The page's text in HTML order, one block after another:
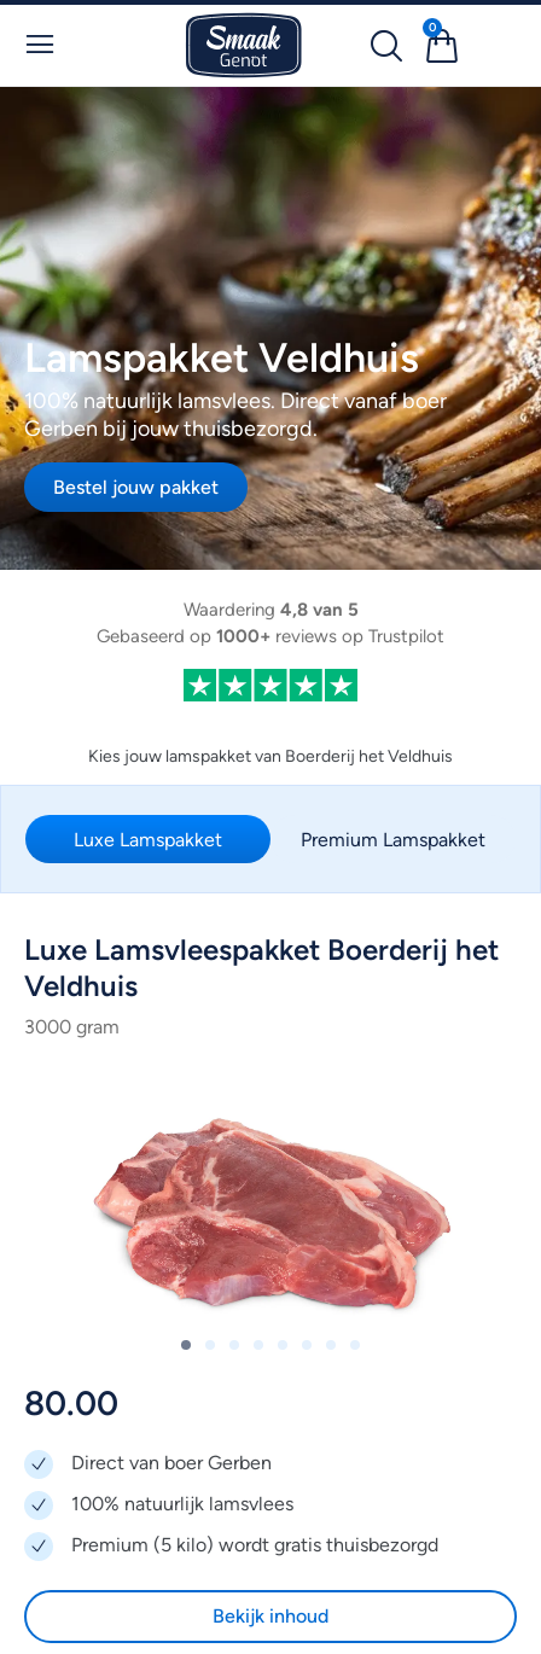
0
Lamspakket Veldhuis
100% natuurlijk lamsvlees. Direct vanaf boer
Gerben bij jouw thuisbezorgd.
Bestel jouw pakket
Waardering 4,8 van 5
Gebaseerd op 1000+ reviews op Trustpilot
Kies jouw lamspakket van Boerderij het Veldhuis
Luxe Lamspakket Premium Lamspakket
Luxe Lamsvleespakket Boerderij het
Veldhuis
3000 gram
80.00
Direct van boer Gerben
100% natuurlijk lamsvlees
Premium (5 kilo) wordt gratis thuisbezorgd
Bekijk inhoud